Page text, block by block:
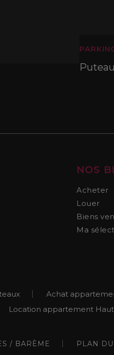
NOS
Acheter
Louer
Biens
Ma
Achat
Location appartement
/ BARÈME PLAN